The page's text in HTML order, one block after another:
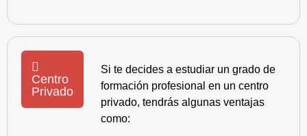
Centro
Privado
Si te decides a estudiar un grado de
formación profesional en un centro
privado, tendrás algunas ventajas
como: